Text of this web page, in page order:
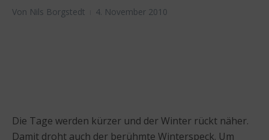
Von Nils Borgstedt 4. November 2010
Die Tage werden kürzer und der Winter rückt näher.
Damit droht auch der berühmte Winterspeck. Um